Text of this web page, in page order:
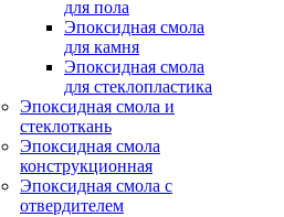
для пола
Эпоксидная смола
для камня
Эпоксидная смола
для стеклопластика
Эпоксидная смола и
стеклоткань
Эпоксидная смола
конструкционная
Эпоксидная смола с
отвердителем